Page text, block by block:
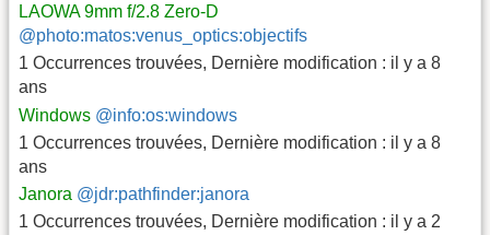
LAOWA 9mm f/2.8 Zero-D
@photo:matos:venus_optics:objectifs
1 Occurrences trouvées, Dernière modification : il y a 8
ans
Windows @info:os:windows
1 Occurrences trouvées, Dernière modification : il y a 8
ans
Janora @jdr:pathfinder:janora
1 Occurrences trouvées, Dernière modification : il y a 2